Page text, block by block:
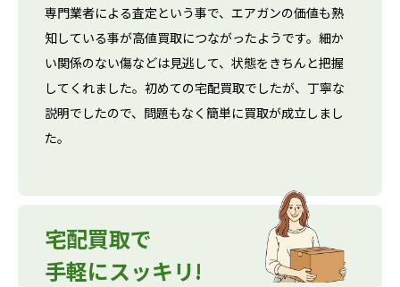
専門業者による査定という事で、エアガンの価値も熟
知している事が高値買取につながったようです。細か
い関係のない傷などは見逃して、状態をきちんと把握
してくれました。初めての宅配買取でしたが、丁寧な
説明でしたので、問題もなく簡単に買取が成立しまし
た。
宅配買取で
手軽にスッキリ!